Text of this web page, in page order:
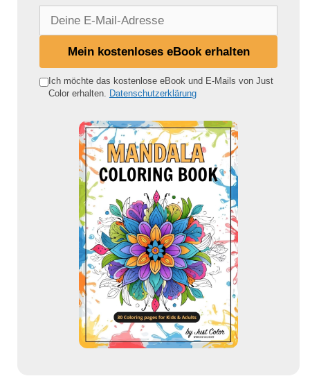
e
Mein kostenloses eBook erhalten
Ich möchte das kostenlose eBook und E-Mails von Just
Color erhalten. Datenschutzerklärung